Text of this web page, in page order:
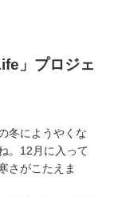
プロジェ
冬にようやくな
。12月に入って
さがこたえま